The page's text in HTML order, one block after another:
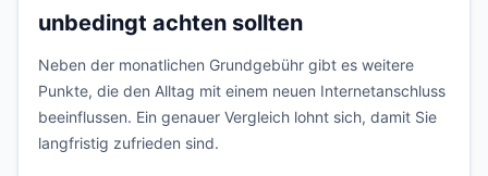
unbedingt achten sollten
Neben der monatlichen Grundgebühr gibt es weitere
Punkte, die den Alltag mit einem neuen Internetanschluss
beeinflussen. Ein genauer Vergleich lohnt sich, damit Sie
langfristig zufrieden sind.